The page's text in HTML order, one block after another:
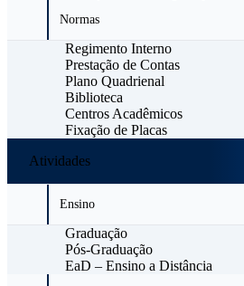
Normas
Regimento Interno
Prestação de Contas
Plano Quadrienal
Biblioteca
Centros Acadêmicos
Fixação de Placas
Atividades
Ensino
Graduação
Pós-Graduação
EaD – Ensino a Distância